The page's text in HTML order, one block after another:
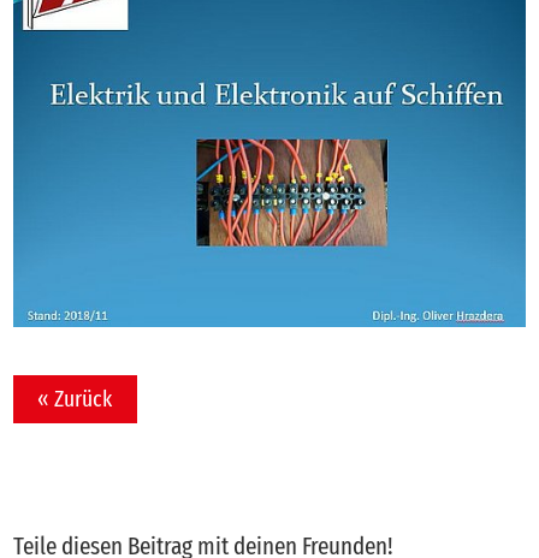
« Zurück
Teile diesen Beitrag mit deinen Freunden!